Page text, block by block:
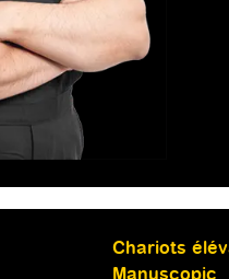
Chariots
Manuscopic